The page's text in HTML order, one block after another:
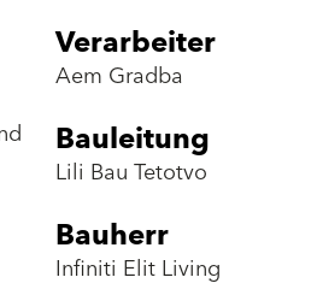
Verarbeiter
Aem Gradba
Bauleitung
Lili Bau Tetotvo
Bauherr
Infiniti Elit Living